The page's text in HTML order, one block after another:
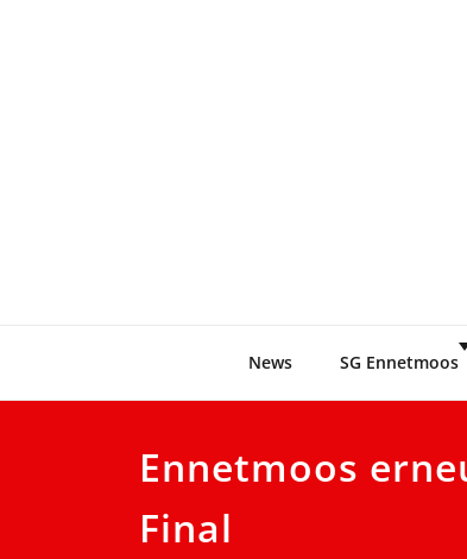
News SG Ennetmoos
Ennetmoos
Final